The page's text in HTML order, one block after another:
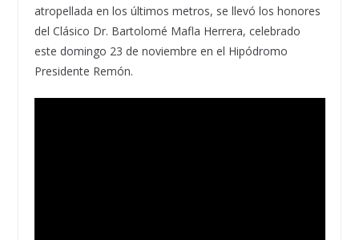
atropellada en los últimos metros, se llevó los honores
del Clásico Dr. Bartolomé Mafla Herrera, celebrado
este domingo 23 de noviembre en el Hipódromo
Presidente Remón.